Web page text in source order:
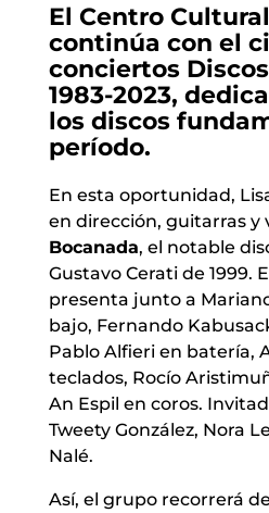
El Centro
continúa con el
conciertos
1983-2023,
los discos
período.
En esta oportunidad,
en dirección, guitarras y
Bocanada, el notable
Gustavo Cerati de 1999.
presenta junto a
bajo, Fernando
Pablo Alfieri en batería,
teclados, Rocío
An Espil en coros.
Tweety González, Nora
Nalé.
Así, el grupo recorrerá